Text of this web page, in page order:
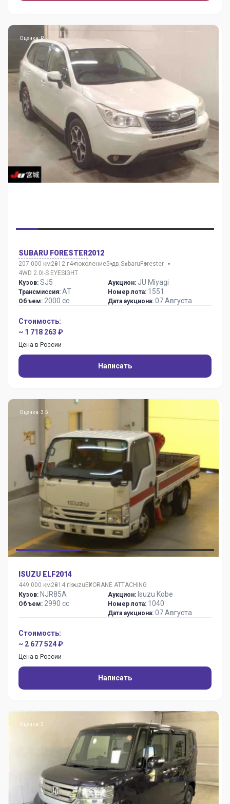
Оценка: R
SUBARU FORESTER2012
207 000 км2012 г4 поколение5 дв. SubaruForester
4WD 2.0I-S EYESIGHT
Кузов: SJ5
Трансмиссия: AT
Объем: 2000 сс
Аукцион: JU Miyagi
Номер лота: 1551
Дата аукциона: 07 Августа
Стоимость:
~ 1 718 263 ₽
Цена в России
Написать
Оценка: 3.5
ISUZU ELF2014
449 000 км2014 г Isuzu ElfCRANE ATTACHING
Кузов: NJR85A
Объем: 2990 сс
Аукцион: Isuzu Kobe
Номер лота: 1040
Дата аукциона: 07 Августа
Стоимость:
~ 2 677 524 ₽
Цена в России
Написать
Оценка: 3